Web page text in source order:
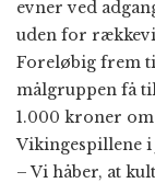
evner ved
uden for
Foreløbig frem
målgruppen få
1.000 kroner
Vikingespillene i
– Vi håber, at